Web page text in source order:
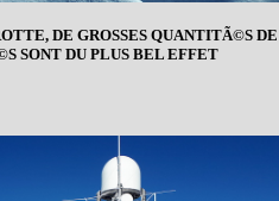
DE GROSSES QUANTITÃ©S
SONT DU PLUS BEL EFFET